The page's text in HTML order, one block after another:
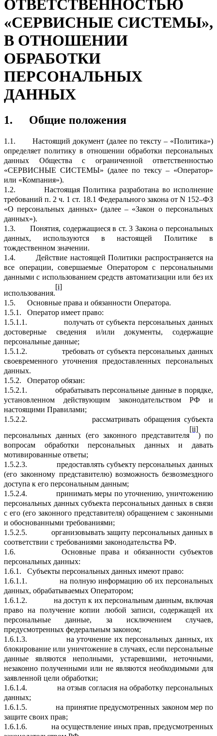
ОТВЕТСТВЕННОСТЬЮ
«СЕРВИСНЫЕ СИСТЕМЫ»,
В ОТНОШЕНИИ
ОБРАБОТКИ
ПЕРСОНАЛЬНЫХ
ДАННЫХ
1. Общие положения
1.1.
Настоящий документ (далее по тексту – «Политика»)
определяет политику в отношении обработки персональных
данных Общества с ограниченной ответственностью
«СЕРВИСНЫЕ СИСТЕМЫ» (далее по тексу – «Оператор»
или «Компания»).
1.2.
Настоящая Политика разработана во исполнение
требований п. 2 ч. 1 ст. 18.1 Федерального закона от N 152–ФЗ
«О персональных данных» (далее – «Закон о персональных
данных»).
1.3.
Понятия, содержащиеся в ст. 3 Закона о персональных
данных, используются в настоящей Политике в
тождественном значении.
1.4.
Действие настоящей Политики распространяется на
все операции, совершаемые Оператором с персональными
данными с использованием средств автоматизации или без их
использования.
[i]
1.5.
Основные права и обязанности Оператора.
1.5.1.
Оператор имеет право:
1.5.1.1.
получать от субъекта персональных данных
достоверные сведения и/или документы, содержащие
персональные данные;
1.5.1.2.
требовать от субъекта персональных данных
своевременного уточнения предоставленных персональных
данных.
1.5.2.
Оператор обязан:
1.5.2.1.
обрабатывать персональные данные в порядке,
установленном действующим законодательством РФ и
настоящими Правилами;
1.5.2.2.
рассматривать обращения субъекта
персональных данных (его законного представителя
[ii]
) по
вопросам обработки персональных данных и давать
мотивированные ответы;
1.5.2.3.
предоставлять субъекту персональных данных
(его законному представителю) возможность безвозмездного
доступа к его персональным данным;
1.5.2.4.
принимать меры по уточнению, уничтожению
персональных данных субъекта персональных данных в связи
с его (его законного представителя) обращением с законными
и обоснованными требованиями;
1.5.2.5.
организовывать защиту персональных данных в
соответствии с требованиями законодательства РФ.
1.6.
Основные права и обязанности субъектов
персональных данных:
1.6.1.
Субъекты персональных данных имеют право:
1.6.1.1.
на полную информацию об их персональных
данных, обрабатываемых Оператором;
1.6.1.2.
на доступ к их персональным данным, включая
право на получение копии любой записи, содержащей их
персональные данные, за исключением случаев,
предусмотренных федеральным законом;
1.6.1.3.
на уточнение их персональных данных, их
блокирование или уничтожение в случаях, если персональные
данные являются неполными, устаревшими, неточными,
незаконно полученными или не являются необходимыми для
заявленной цели обработки;
1.6.1.4.
на отзыв согласия на обработку персональных
данных;
1.6.1.5.
на принятие предусмотренных законом мер по
защите своих прав;
1.6.1.6.
на осуществление иных прав, предусмотренных